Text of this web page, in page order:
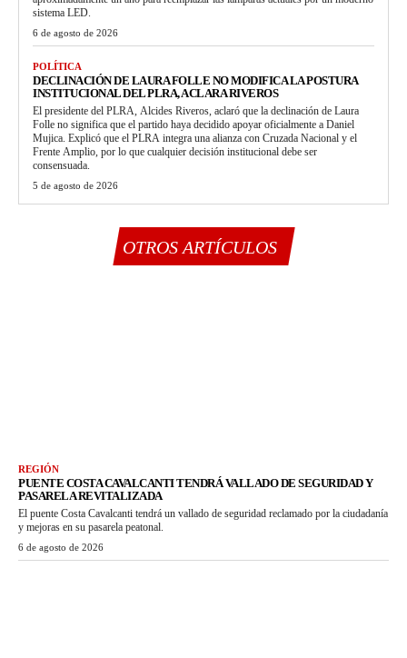
sistema LED.
6 de agosto de 2026
POLÍTICA
DECLINACIÓN DE LAURA FOLLE NO MODIFICA LA POSTURA
INSTITUCIONAL DEL PLRA, ACLARA RIVEROS
El presidente del PLRA, Alcides Riveros, aclaró que la declinación de Laura
Folle no significa que el partido haya decidido apoyar oficialmente a Daniel
Mujica. Explicó que el PLRA integra una alianza con Cruzada Nacional y el
Frente Amplio, por lo que cualquier decisión institucional debe ser
consensuada.
5 de agosto de 2026
OTROS ARTÍCULOS
REGIÓN
PUENTE COSTA CAVALCANTI TENDRÁ VALLADO DE SEGURIDAD Y
PASARELA REVITALIZADA
El puente Costa Cavalcanti tendrá un vallado de seguridad reclamado por la ciudadanía
y mejoras en su pasarela peatonal.
6 de agosto de 2026